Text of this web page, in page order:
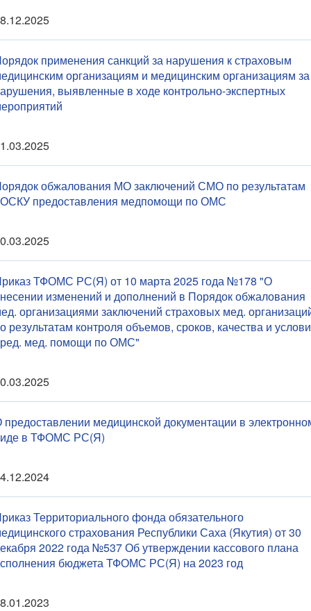
применения санкций за нарушения к страховым
организациям и медицинским организациям за
выявленные в ходе контрольно-экспертных
обжалования МО заключений СМО по результатам
предоставления медпомощи по ОМС
ТФОМС РС(Я) от 10 марта 2025 года №178 "О
изменений и дополнений в Порядок обжалования
организациями заключений страховых мед.
результатам контроля объемов, сроков, качества и
мед. помощи по ОМС"
предоставлении медицинской документации в
в ТФОМС РС(Я)
Территориального фонда обязательного
страхования Республики Саха (Якутия) от 30
2022 года №537 Об утверждении кассового плана
бюджета ТФОМС РС(Я) на 2023 год